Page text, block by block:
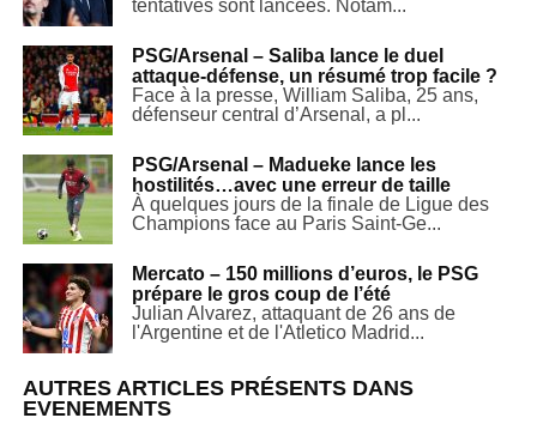
tentatives sont lancées. Notam...
PSG/Arsenal – Saliba lance le duel
attaque-défense, un résumé trop facile ?
Face à la presse, William Saliba, 25 ans,
défenseur central d’Arsenal, a pl...
PSG/Arsenal – Madueke lance les
hostilités…avec une erreur de taille
À quelques jours de la finale de Ligue des
Champions face au Paris Saint-Ge...
Mercato – 150 millions d’euros, le PSG
prépare le gros coup de l’été
Julian Alvarez, attaquant de 26 ans de
l'Argentine et de l'Atletico Madrid...
AUTRES ARTICLES PRÉSENTS DANS
EVENEMENTS